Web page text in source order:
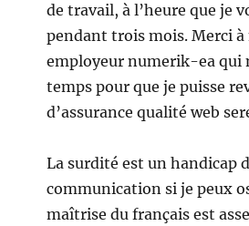
de travail, à l’heure que je
pendant trois mois. Merci à
employeur numerik-ea qui
temps pour que je puisse
d’assurance qualité web
La surdité est un handicap
communication si je peux
maîtrise du français est